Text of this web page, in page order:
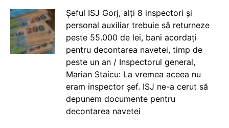
Șeful ISJ Gorj, alți 8 inspectori și
personal auxiliar trebuie să returneze
peste 55.000 de lei, bani acordați
pentru decontarea navetei, timp de
peste un an / Inspectorul general,
Marian Staicu: La vremea aceea nu
eram inspector șef. ISJ ne-a cerut să
depunem documente pentru
decontarea navetei